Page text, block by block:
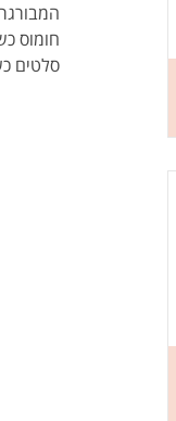
חומוס
סלטים